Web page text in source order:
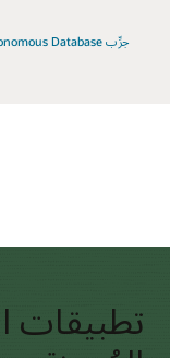
جرِّب Oracle Autonomous Database مجانًا
تطبيقات